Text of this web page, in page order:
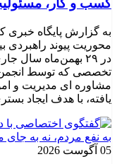
کسب و کار،
به گزارش پایگاه خبری
محوریت پیوند راهبردی
در ۲۹ بهمن‌ماه سال
تخصصی که توسط
مشاوره ای مدیریت و
یافته، با هدف ایجاد
05 آگوست 2026